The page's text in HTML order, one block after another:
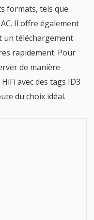
formats, tels que
Il offre également
un téléchargement
rapidement. Pour
de manière
avec des tags ID3
du choix idéal.